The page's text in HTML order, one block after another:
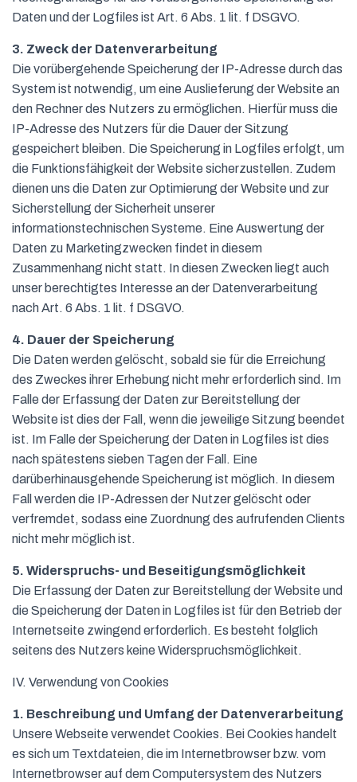
Daten und der Logfiles ist Art. 6 Abs. 1 lit. f DSGVO.
3. Zweck der Datenverarbeitung
Die vorübergehende Speicherung der IP-Adresse durch das
System ist notwendig, um eine Auslieferung der Website an
den Rechner des Nutzers zu ermöglichen. Hierfür muss die
IP-Adresse des Nutzers für die Dauer der Sitzung
gespeichert bleiben. Die Speicherung in Logfiles erfolgt, um
die Funktionsfähigkeit der Website sicherzustellen. Zudem
dienen uns die Daten zur Optimierung der Website und zur
Sicherstellung der Sicherheit unserer
informationstechnischen Systeme. Eine Auswertung der
Daten zu Marketingzwecken findet in diesem
Zusammenhang nicht statt. In diesen Zwecken liegt auch
unser berechtigtes Interesse an der Datenverarbeitung
nach Art. 6 Abs. 1 lit. f DSGVO.
4. Dauer der Speicherung
Die Daten werden gelöscht, sobald sie für die Erreichung
des Zweckes ihrer Erhebung nicht mehr erforderlich sind. Im
Falle der Erfassung der Daten zur Bereitstellung der
Website ist dies der Fall, wenn die jeweilige Sitzung beendet
ist. Im Falle der Speicherung der Daten in Logfiles ist dies
nach spätestens sieben Tagen der Fall. Eine
darüberhinausgehende Speicherung ist möglich. In diesem
Fall werden die IP-Adressen der Nutzer gelöscht oder
verfremdet, sodass eine Zuordnung des aufrufenden Clients
nicht mehr möglich ist.
5. Widerspruchs- und Beseitigungsmöglichkeit
Die Erfassung der Daten zur Bereitstellung der Website und
die Speicherung der Daten in Logfiles ist für den Betrieb der
Internetseite zwingend erforderlich. Es besteht folglich
seitens des Nutzers keine Widerspruchsmöglichkeit.
IV. Verwendung von Cookies
1. Beschreibung und Umfang der Datenverarbeitung
Unsere Webseite verwendet Cookies. Bei Cookies handelt
es sich um Textdateien, die im Internetbrowser bzw. vom
Internetbrowser auf dem Computersystem des Nutzers